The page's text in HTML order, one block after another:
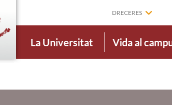
DRECERES
La Universitat Vida al